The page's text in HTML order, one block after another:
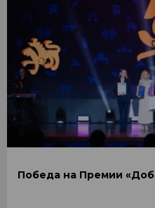
Победа на Премии